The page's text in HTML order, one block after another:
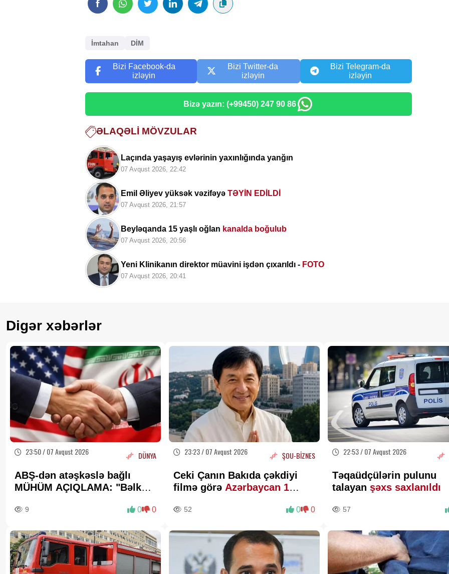
İmtahan DİM
Bizi Facebook-da
izləyin
Bizi Twitter-da
izləyin
Bizi Telegram-da
izləyin
Bizə yazın: (+99450) 247 90 86
ƏLAQƏLI MÖVZULAR
Laçında yaşayış evlərinin yaxınlığında yanğın
07 Avqust 2026, 22:42
Emil Əliyev yüksək vəzifəyə TƏYİN EDİLDİ
07 Avqust 2026, 21:57
Beyləqanda 15 yaşlı oğlan kanalda boğulub
07 Avqust 2026, 20:56
Yeni Klinikanın direktor müavini işdən çıxarıldı - FOTO
07 Avqust 2026, 20:41
Digər xəbərlər
23:50 / 07 Avqust 2026 DÜNYA
ABŞ-dən atəşkəslə bağlı
MÜHÜM AÇIQLAMA: "Bəlkə
9 0 0
23:23 / 07 Avqust 2026 ŞOU-BİZNES
Ceki Çanın Bakıda çəkdiyi
filmə görə Azərbaycan 1
52 0 0
22:53 / 07 Avqust 2026
Təqaüdçülərin pulunu
talayan şəxs saxlanıldı
57